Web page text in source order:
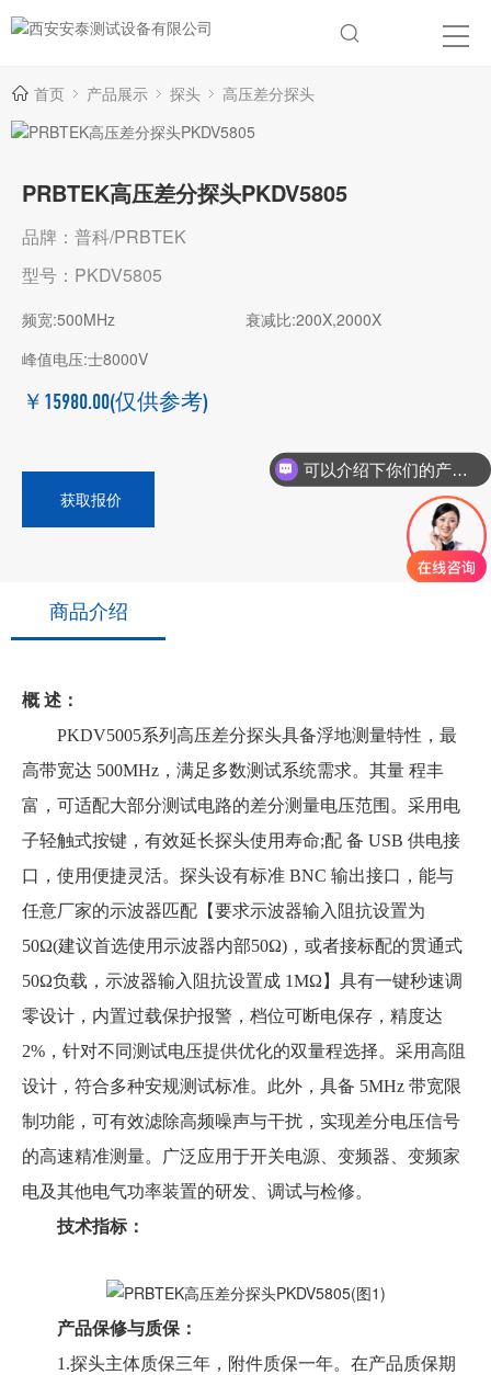
首页 产品展示 探头 高压差分探头
PRBTEK高压差分探头PKDV5805
品牌：普科/PRBTEK
型号：PKDV5805
频宽:500MHz
衰减比:200X,2000X
峰值电压:士8000V
￥15980.00(仅供参考)
获取报价
商品介绍
概 述：
PKDV5005系列高压差分探头具备浮地测量特性，最
高带宽达 500MHz，满足多数测试系统需求。其量 程丰
富，可适配大部分测试电路的差分测量电压范围。采用电
子轻触式按键，有效延长探头使用寿命;配 备 USB 供电接
口，使用便捷灵活。探头设有标准 BNC 输出接口，能与
任意厂家的示波器匹配【要求示波器输入阻抗设置为
50Ω(建议首选使用示波器内部50Ω)，或者接标配的贯通式
50Ω负载，示波器输入阻抗设置成 1MΩ】具有一键秒速调
零设计，内置过载保护报警，档位可断电保存，精度达
2%，针对不同测试电压提供优化的双量程选择。采用高阻
设计，符合多种安规测试标准。此外，具备 5MHz 带宽限
制功能，可有效滤除高频噪声与干扰，实现差分电压信号
的高速精准测量。广泛应用于开关电源、变频器、变频家
电及其他电气功率装置的研发、调试与检修。
技术指标：
产品保修与质保：
1.探头主体质保三年，附件质保一年。在产品质保期
可以介绍下你们的产品么？